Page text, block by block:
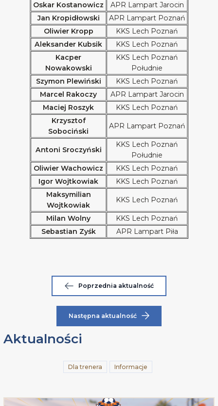
Oskar Kostanowicz
APR Lampart Jarocin
Jan Kropidłowski
APR Lampart Poznań
Oliwier Kropp
KKS Lech Poznań
Aleksander Kubsik
KKS Lech Poznań
Kacper
Nowakowski
KKS Lech Poznań
Południe
Szymon Plewiński
KKS Lech Poznań
Marcel Rakoczy
APR Lampart Jarocin
Maciej Roszyk
KKS Lech Poznań
Krzysztof
Sobociński
APR Lampart Poznań
Antoni Sroczyński
KKS Lech Poznań
Południe
Oliwier Wachowicz
KKS Lech Poznań
Igor Wojtkowiak
KKS Lech Poznań
Maksymilian
Wojtkowiak
KKS Lech Poznań
Milan Wolny
KKS Lech Poznań
Sebastian Zyśk
APR Lampart Piła
Poprzednia aktualność
Następna aktualność
Aktualności
Dla trenera Informacje